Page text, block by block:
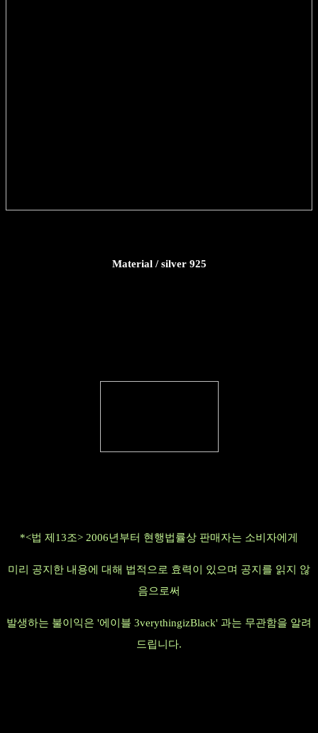
Material / silver 925
*<법 제13조> 2006년부터 현행법률상 판매자는 소비자에게
미리 공지한 내용에 대해 법적으로 효력이 있으며 공지를 읽지 않
음으로써
발생하는 불이익은 '에이블 3verythingizBlack' 과는 무관함을 알려
드립니다.